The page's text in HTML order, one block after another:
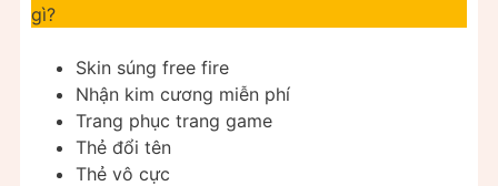
gì?
Skin súng free fire
Nhận kim cương miễn phí
Trang phục trang game
Thẻ đổi tên
Thẻ vô cực